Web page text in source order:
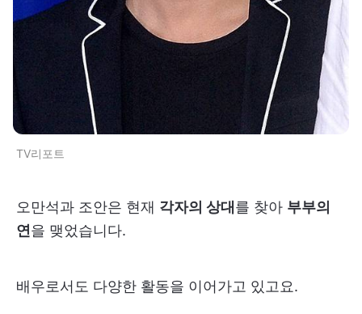
TV리포트
오만석과 조안은 현재 각자의 상대를 찾아 부부의
연을 맺었습니다.
배우로서도 다양한 활동을 이어가고 있고요.